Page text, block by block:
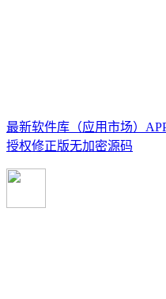
最新软件库（应用市场）
授权修正版无加密源码